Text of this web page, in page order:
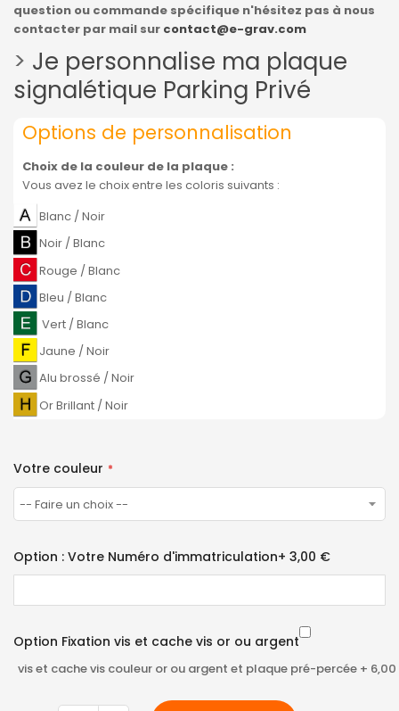
question ou commande spécifique n'hésitez pas à nous
contacter par mail sur contact@e-grav.com
> Je personnalise ma plaque
signalétique Parking Privé
Options de personnalisation
Choix de la couleur de la plaque :
Vous avez le choix entre les coloris suivants :
Blanc / Noir
Noir / Blanc
Rouge / Blanc
Bleu / Blanc
Vert / Blanc
Jaune / Noir
Alu brossé / Noir
Or Brillant / Noir
Votre couleur
Option : Votre Numéro d'immatriculation+ 3,00 €
Option Fixation vis et cache vis or ou argent
vis et cache vis couleur or ou argent et plaque pré-percée +